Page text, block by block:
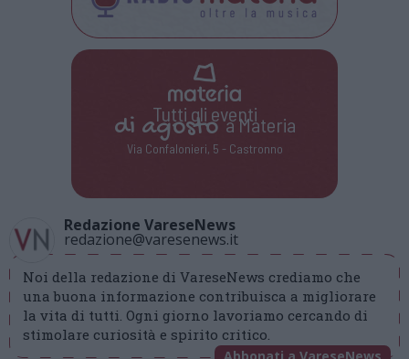
Tutti gli eventi
di agostoa Materia
Via Confalonieri, 5 - Castronno
Redazione VareseNews
redazione@varesenews.it
Noi della redazione di VareseNews crediamo che
una buona informazione contribuisca a migliorare
la vita di tutti. Ogni giorno lavoriamo cercando di
stimolare curiosità e spirito critico.